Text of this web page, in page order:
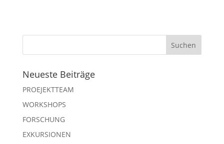
Neueste Beiträge
PROEJEKTTEAM
WORKSHOPS
FORSCHUNG
EXKURSIONEN